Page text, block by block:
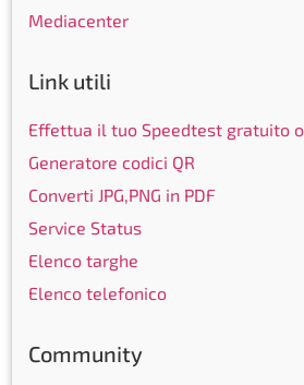
Mediacenter
Link utili
Effettua il tuo Speedtest gratuito
Generatore codici QR
Converti JPG,PNG in PDF
Service Status
Elenco targhe
Elenco telefonico
Community